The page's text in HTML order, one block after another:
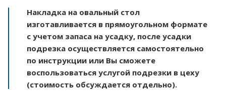
Накладка на овальный стол
изготавливается в прямоугольном формате
с учетом запаса на усадку, после усадки
подрезка осуществляется самостоятельно
по инструкции или Вы сможете
воспользоваться услугой подрезки в цеху
(стоимость обсуждается отдельно).